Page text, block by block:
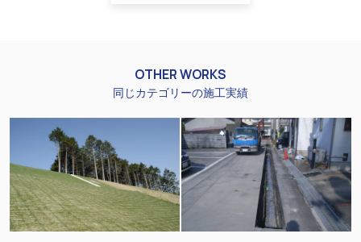
OTHER WORKS
同じカテゴリーの施工実績